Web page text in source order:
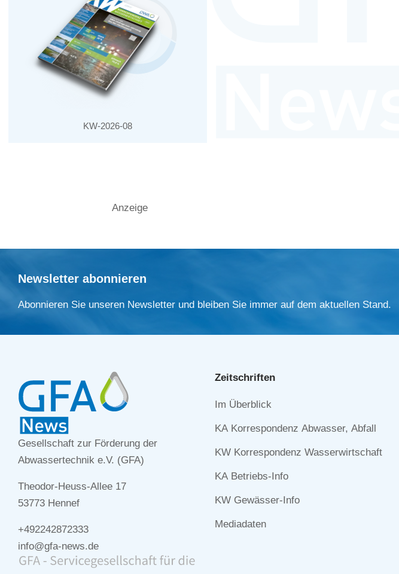
KW-2026-08
Anzeige
Newsletter abonnieren
Abonnieren Sie unseren Newsletter und bleiben Sie immer auf dem aktuellen Stand.
Gesellschaft zur Förderung der
Abwassertechnik e.V. (GFA)
Theodor-Heuss-Allee 17
53773 Hennef
+492242872333
info@gfa-news.de
Zeitschriften
Navigation
Im Überblick
KA Korrespondenz Abwasser, Abfall
KW Korrespondenz Wasserwirtschaft
KA Betriebs-Info
KW Gewässer-Info
Mediadaten